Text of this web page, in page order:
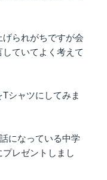
られがちですが会
ていてよく考えて
シャツにしてみま
になっている中学
レゼントしまし